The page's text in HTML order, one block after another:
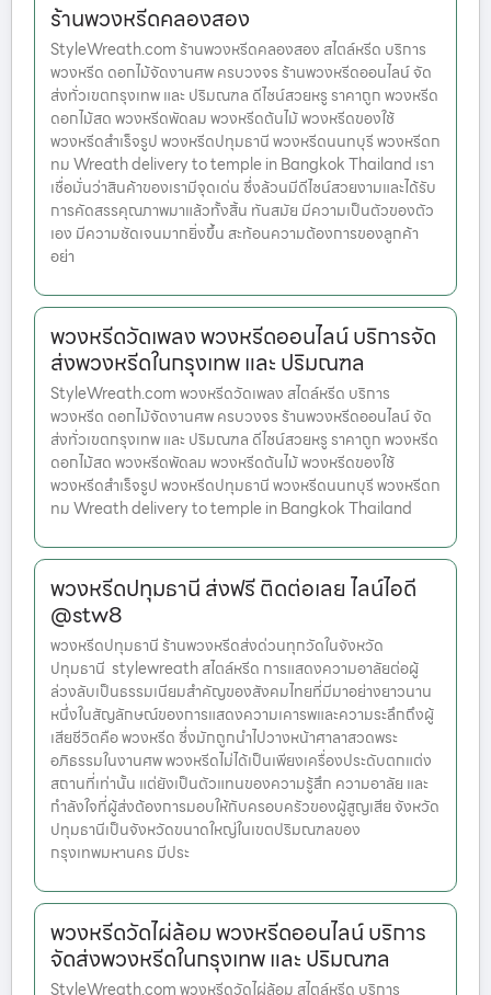
ร้านพวงหรีดคลองสอง
StyleWreath.com ร้านพวงหรีดคลองสอง สไตล์หรีด บริการ
พวงหรีด ดอกไม้จัดงานศพ ครบวงจร ร้านพวงหรีดออนไลน์ จัด
ส่งทั่วเขตกรุงเทพ และ ปริมณฑล ดีไซน์สวยหรู ราคาถูก พวงหรีด
ดอกไม้สด พวงหรีดพัดลม พวงหรีดต้นไม้ พวงหรีดของใช้
พวงหรีดสำเร็จรูป พวงหรีดปทุมธานี พวงหรีดนนทบุรี พวงหรีดก
ทม Wreath delivery to temple in Bangkok Thailand เรา
เชื่อมั่นว่าสินค้าของเรามีจุดเด่น ซึ่งล้วนมีดีไซน์สวยงามและได้รับ
การคัดสรรคุณภาพมาแล้วทั้งสิ้น ทันสมัย มีความเป็นตัวของตัว
เอง มีความชัดเจนมากยิ่งขึ้น สะท้อนความต้องการของลูกค้า
อย่า
พวงหรีดวัดเพลง พวงหรีดออนไลน์ บริการจัด
ส่งพวงหรีดในกรุงเทพ และ ปริมณฑล
StyleWreath.com พวงหรีดวัดเพลง สไตล์หรีด บริการ
พวงหรีด ดอกไม้จัดงานศพ ครบวงจร ร้านพวงหรีดออนไลน์ จัด
ส่งทั่วเขตกรุงเทพ และ ปริมณฑล ดีไซน์สวยหรู ราคาถูก พวงหรีด
ดอกไม้สด พวงหรีดพัดลม พวงหรีดต้นไม้ พวงหรีดของใช้
พวงหรีดสำเร็จรูป พวงหรีดปทุมธานี พวงหรีดนนทบุรี พวงหรีดก
ทม Wreath delivery to temple in Bangkok Thailand
พวงหรีดปทุมธานี ส่งฟรี ติดต่อเลย ไลน์ไอดี
@stw8
พวงหรีดปทุมธานี ร้านพวงหรีดส่งด่วนทุกวัดในจังหวัด
ปทุมธานี stylewreath สไตล์หรีด การแสดงความอาลัยต่อผู้
ล่วงลับเป็นธรรมเนียมสำคัญของสังคมไทยที่มีมาอย่างยาวนาน
หนึ่งในสัญลักษณ์ของการแสดงความเคารพและความระลึกถึงผู้
เสียชีวิตคือ พวงหรีด ซึ่งมักถูกนำไปวางหน้าศาลาสวดพระ
อภิธรรมในงานศพ พวงหรีดไม่ได้เป็นเพียงเครื่องประดับตกแต่ง
สถานที่เท่านั้น แต่ยังเป็นตัวแทนของความรู้สึก ความอาลัย และ
กำลังใจที่ผู้ส่งต้องการมอบให้กับครอบครัวของผู้สูญเสีย จังหวัด
ปทุมธานีเป็นจังหวัดขนาดใหญ่ในเขตปริมณฑลของ
กรุงเทพมหานคร มีประ
พวงหรีดวัดไผ่ล้อม พวงหรีดออนไลน์ บริการ
จัดส่งพวงหรีดในกรุงเทพ และ ปริมณฑล
StyleWreath.com พวงหรีดวัดไผ่ล้อม สไตล์หรีด บริการ